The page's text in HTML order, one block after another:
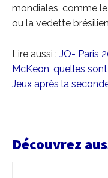
mondiales, comme
ou la vedette
Lire aussi : JO- Paris
McKeon, quelles
Jeux après la
Découvrez